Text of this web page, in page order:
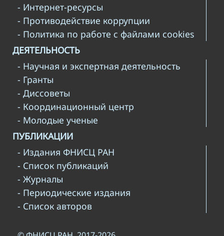
- Интернет-ресурсы
- Противодействие коррупции
- Политика по работе с файлами cookies
ДЕЯТЕЛЬНОСТЬ
- Научная и экспертная деятельность
- Гранты
- Диссоветы
- Координационный центр
- Молодые ученые
ПУБЛИКАЦИИ
- Издания ФНИСЦ РАН
- Список публикаций
- Журналы
- Периодические издания
- Список авторов